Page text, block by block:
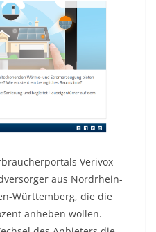
Verivox
aus Nordrhein-
Württemberg, die die
anheben wollen.